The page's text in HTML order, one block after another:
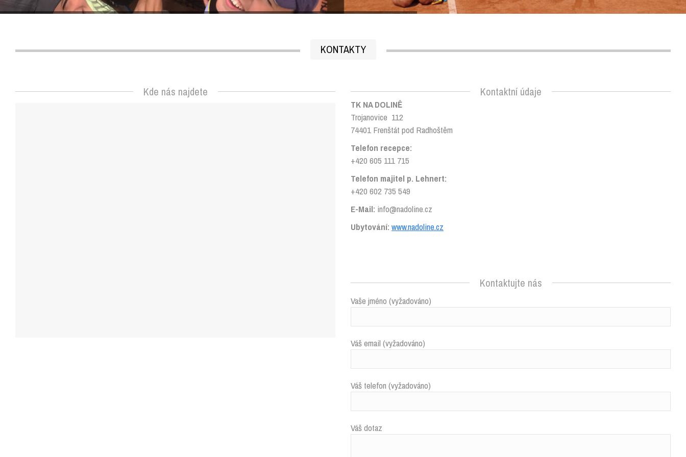
KONTAKTY
Kde nás najdete Kontaktní údaje
TK NA DOLINĚ
Trojanovice 112
74401 Frenštát pod Radhoštěm
Telefon recepce:
+420 605 111 715
Telefon majitel p. Lehnert:
+420 602 735 549
E-Mail: info@nadoline.cz
Ubytování: www.nadoline.cz
Kontaktujte nás
Vaše jméno (vyžadováno)
Váš email (vyžadováno)
Váš telefon (vyžadováno)
Váš dotaz